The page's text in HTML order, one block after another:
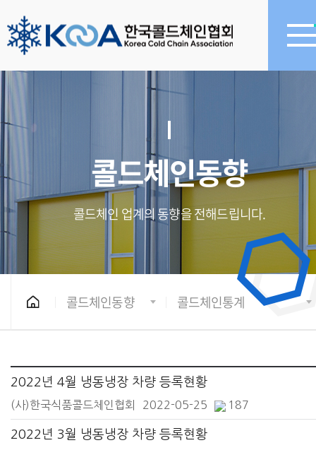
콜드체인동향
콜드체인 업계의 동향을 전해드립니다.
콜드체인동향 콜드체인통계
2022년 4월 냉동냉장 차량 등록현황
(사)한국식품콜드체인협회 2022-05-25 187
2022년 3월 냉동냉장 차량 등록현황